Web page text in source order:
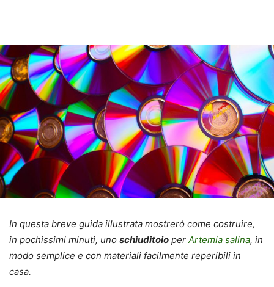
In questa breve guida illustrata mostrerò come costruire,
in pochissimi minuti, uno schiuditoio per Artemia salina, in
modo semplice e con materiali facilmente reperibili in
casa.